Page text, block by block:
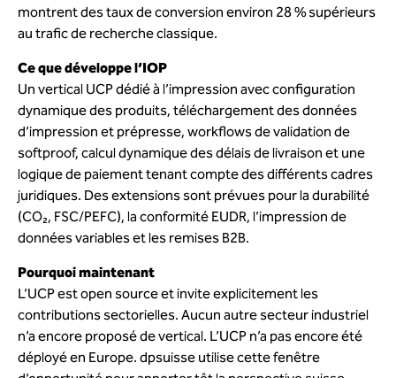
montrent des taux de conversion environ 28 % supérieurs
au trafic de recherche classique.
Ce que développe l’IOP
Un vertical UCP dédié à l’impression avec configuration
dynamique des produits, téléchargement des données
d’impression et prépresse, workflows de validation de
softproof, calcul dynamique des délais de livraison et une
logique de paiement tenant compte des différents cadres
juridiques. Des extensions sont prévues pour la durabilité
(CO₂, FSC/PEFC), la conformité EUDR, l’impression de
données variables et les remises B2B.
Pourquoi maintenant
L’UCP est open source et invite explicitement les
contributions sectorielles. Aucun autre secteur industriel
n’a encore proposé de vertical. L’UCP n’a pas encore été
déployé en Europe. dpsuisse utilise cette fenêtre